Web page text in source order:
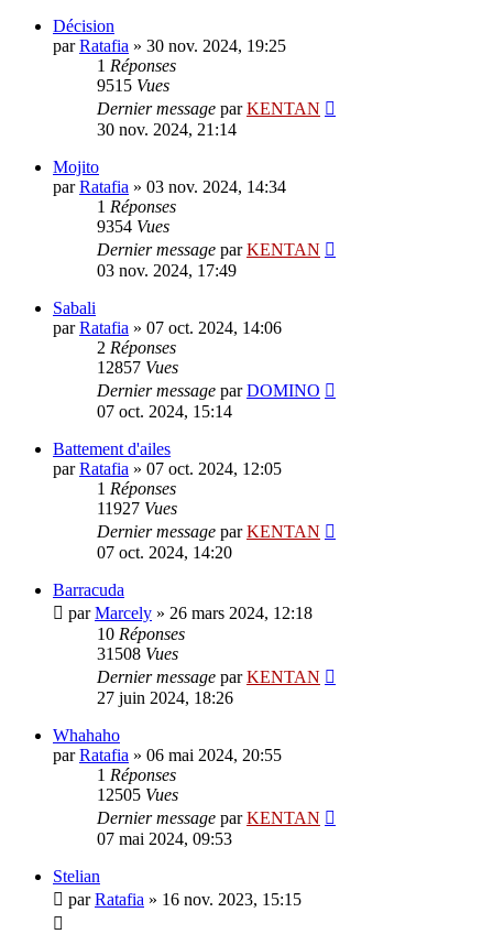
Décision
parRatafia » 30 nov. 2024, 19:25
1 Réponses
9515 Vues
Dernier message parKENTAN
30 nov. 2024, 21:14
Mojito
parRatafia » 03 nov. 2024, 14:34
1 Réponses
9354 Vues
Dernier message parKENTAN
03 nov. 2024, 17:49
Sabali
parRatafia » 07 oct. 2024, 14:06
2 Réponses
12857 Vues
Dernier message parDOMINO
07 oct. 2024, 15:14
Battement d'ailes
parRatafia » 07 oct. 2024, 12:05
1 Réponses
11927 Vues
Dernier message parKENTAN
07 oct. 2024, 14:20
Barracuda
parMarcely » 26 mars 2024, 12:18
10 Réponses
31508 Vues
Dernier message parKENTAN
27 juin 2024, 18:26
Whahaho
parRatafia » 06 mai 2024, 20:55
1 Réponses
12505 Vues
Dernier message parKENTAN
07 mai 2024, 09:53
Stelian
parRatafia » 16 nov. 2023, 15:15